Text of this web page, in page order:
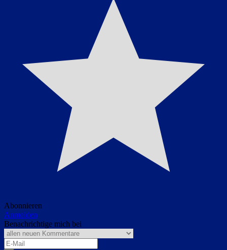
Abonnieren
Anmelden
Benachrichtige mich bei